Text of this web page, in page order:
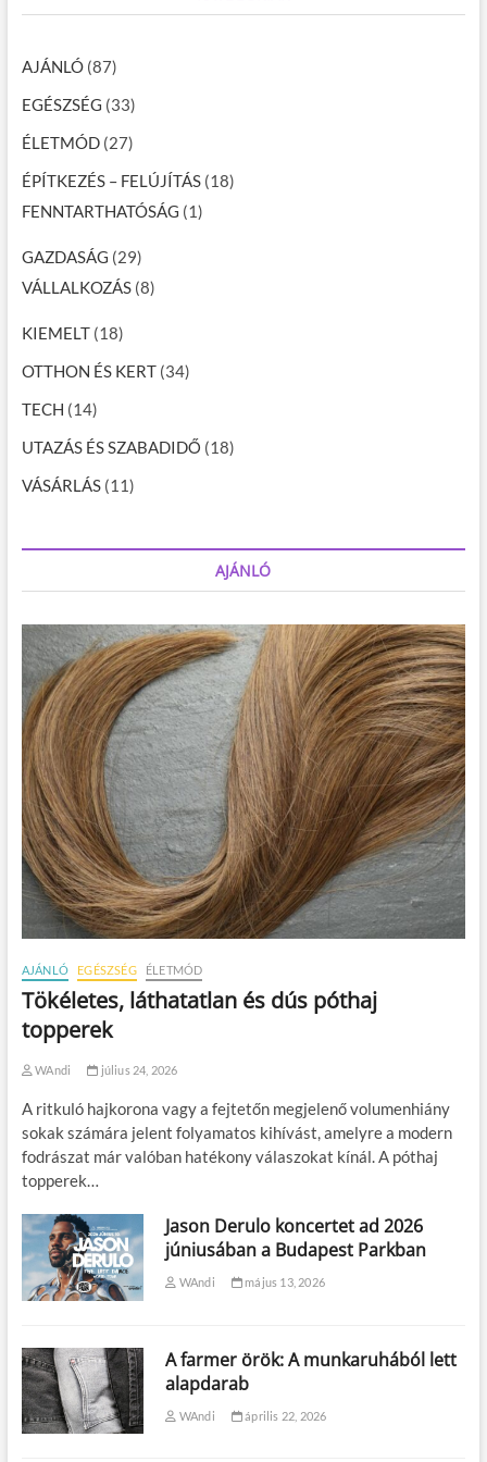
AJÁNLÓ(87)
EGÉSZSÉG (33)
ÉLETMÓD(27)
ÉPÍTKEZÉS – FELÚJÍTÁS(18)
FENNTARTHATÓSÁG (1)
GAZDASÁG (29)
VÁLLALKOZÁS(8)
KIEMELT(18)
OTTHON ÉS KERT(34)
TECH (14)
UTAZÁS ÉS SZABADIDŐ (18)
VÁSÁRLÁS(11)
AJÁNLÓ
AJÁNLÓ EGÉSZSÉG ÉLETMÓD
Tökéletes, láthatatlan és dús póthaj
topperek
WAndi július 24, 2026
A ritkuló hajkorona vagy a fejtetőn megjelenő volumenhiány
sokak számára jelent folyamatos kihívást, amelyre a modern
fodrászat már valóban hatékony válaszokat kínál. A póthaj
topperek…
Jason Derulo koncertet ad 2026
júniusában a Budapest Parkban
WAndi május 13, 2026
A farmer örök: A munkaruhából lett
alapdarab
WAndi április 22, 2026